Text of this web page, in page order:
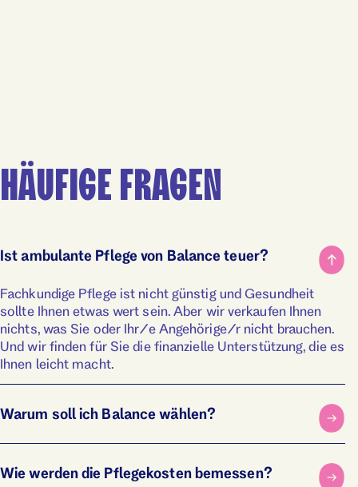
HÄUFIGE FRAGEN
Ist ambulante Pflege von Balance teuer?
Fachkundige Pflege ist nicht günstig und Gesundheit
sollte Ihnen etwas wert sein. Aber wir verkaufen Ihnen
nichts, was Sie oder Ihr/e Angehörige/r nicht brauchen.
Und wir finden für Sie die finanzielle Unterstützung, die es
Ihnen leicht macht.
Warum soll ich Balance wählen?
Wie werden die Pflegekosten bemessen?